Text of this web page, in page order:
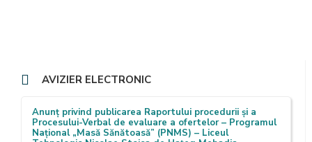
AVIZIER ELECTRONIC
Anunț privind publicarea Raportului procedurii și a
Procesului-Verbal de evaluare a ofertelor – Programul
Național „Masă Sănătoasă” (PNMS) – Liceul